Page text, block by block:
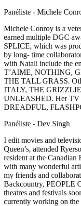
Panéliste - Michele
Michele Conroy is a
earned multiple DGC
SPLICE, which was
by long- time
with Natali include the
T’AIME, NOTHING,
THE TALL GRASS.
ITALY, THE
UNLEASHED. Her TV
DREADFUL,
Panéliste - Dev Singh
I edit movies and
Queen’s, attended
resident at the
with many wonderful
my friends and
Backcountry, PEOPLE
theatres and festivals
currently working on